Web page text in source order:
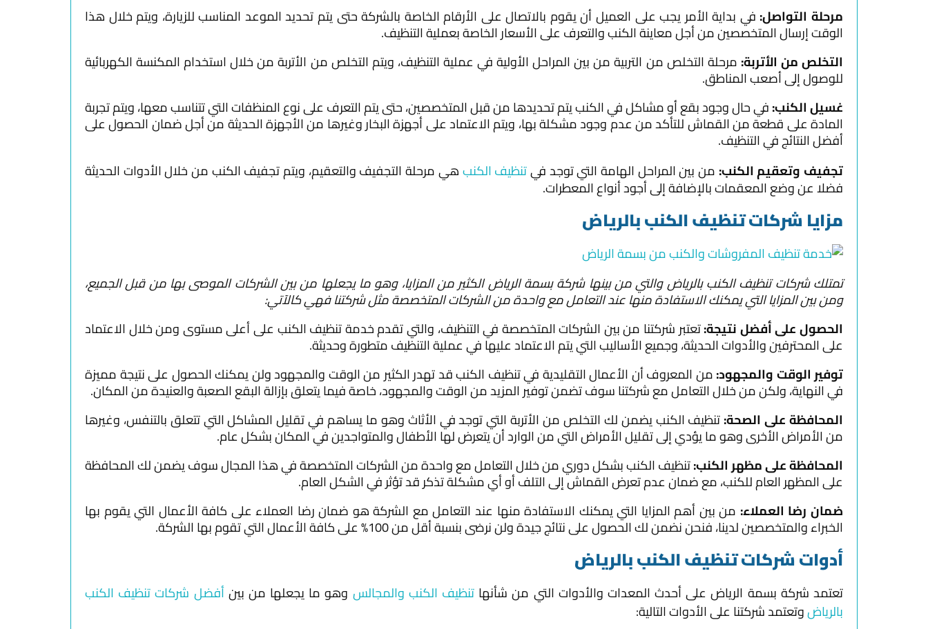
مرحلة التواصل: في بداية الأمر يجب على العميل أن يقوم بالاتصال على الأرقام الخاصة بالشركة حتى يتم تحديد الموعد المناسب للزيارة، ويتم خلال هذا
الوقت إرسال المتخصصين من أجل معاينة الكنب والتعرف على الأسعار الخاصة بعملية التنظيف.
التخلص من الأتربة: مرحلة التخلص من التربية من بين المراحل الأولية في عملية التنظيف، ويتم التخلص من الأتربة من خلال استخدام المكنسة الكهربائية
للوصول إلى أصعب المناطق.
غسيل الكنب:في حال وجود بقع أو مشاكل في الكنب يتم تحديدها من قبل المتخصصين، حتى يتم التعرف على نوع المنظفات التي تتناسب معها، ويتم تجربة
المادة على قطعة من القماش للتأكد من عدم وجود مشكلة بها، ويتم الاعتماد على أجهزة البخار وغيرها من الأجهزة الحديثة من أجل ضمان الحصول على
أفضل النتائج في التنظيف.
تجفيف وتعقيم الكنب: من بين المراحل الهامة التي توجد فيتنظيف الكنبهي مرحلة التجفيف والتعقيم، ويتم تجفيف الكنب من خلال الأدوات الحديثة
فضلا عن وضع المعقمات بالإضافة إلى أجود أنواع المعطرات.
مزايا شركات تنظيف الكنب بالرياض
تمتلك شركات تنظيف الكنب بالرياض والتي من بينها شركة بسمة الرياض الكثير من المزايا، وهو ما يجعلها من بين الشركات الموصى بها من قبل الجميع،
ومن بين المزايا التي يمكنك الاستفادة منها عند التعامل مع واحدة من الشركات المتخصصة مثل شركتنا فهي كالآتي:
الحصول على أفضل نتيجة:تعتبر شركتنا من بين الشركات المتخصصة في التنظيف، والتي تقدم خدمة تنظيف الكنب على أعلى مستوى ومن خلال الاعتماد
على المحترفين والأدوات الحديثة، وجميع الأساليب التي يتم الاعتماد عليها في عملية التنظيف متطورة وحديثة.
توفير الوقت والمجهود:من المعروف أن الأعمال التقليدية في تنظيف الكنب قد تهدر الكثير من الوقت والمجهود ولن يمكنك الحصول على نتيجة مميزة
في النهاية، ولكن من خلال التعامل مع شركتنا سوف تضمن توفير المزيد من الوقت والمجهود، خاصة فيما يتعلق بإزالة البقع الصعبة والعنيدة من المكان.
المحافظة على الصحة:تنظيف الكنب يضمن لك التخلص من الأتربة التي توجد في الأثاث وهو ما يساهم في تقليل المشاكل التي تتعلق بالتنفس، وغيرها
من الأمراض الأخرى وهو ما يؤدي إلى تقليل الأمراض التي من الوارد أن يتعرض لها الأطفال والمتواجدين في المكان بشكل عام.
المحافظة على مظهر الكنب:تنظيف الكنب بشكل دوري من خلال التعامل مع واحدة من الشركات المتخصصة في هذا المجال سوف يضمن لك المحافظة
على المظهر العام للكنب، مع ضمان عدم تعرض القماش إلى التلف أو أي مشكلة تذكر قد تؤثر في الشكل العام.
ضمان رضا العملاء: من بين أهم المزايا التي يمكنك الاستفادة منها عند التعامل مع الشركة هو ضمان رضا العملاء على كافة الأعمال التي يقوم بها
الخبراء والمتخصصين لدينا، فنحن نضمن لك الحصول على نتائج جيدة ولن نرضى بنسبة أقل من 100% على كافة الأعمال التي تقوم بها الشركة.
أدوات شركات تنظيف الكنب بالرياض
تعتمد شركة بسمة الرياض على أحدث المعدات والأدوات التي من شأنها تنظيف الكنب والمجالس وهو ما يجعلها من بينأفضل شركات تنظيف الكنب
بالرياضوتعتمد شركتنا على الأدوات التالية: